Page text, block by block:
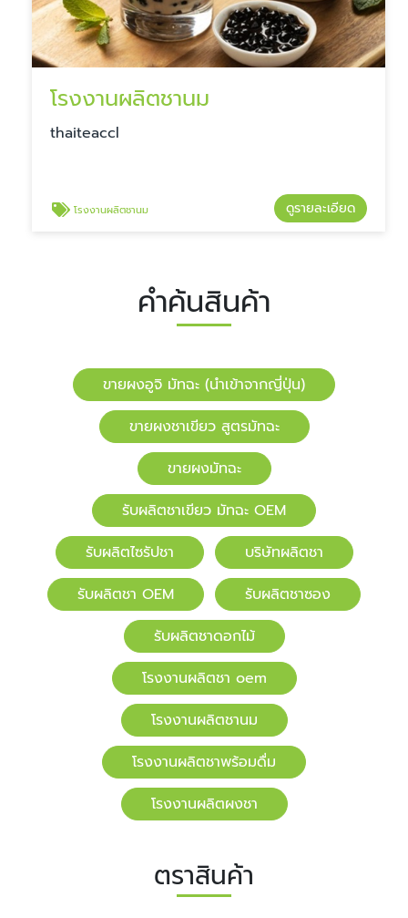
โรงงานผลิตชานม
​​thaiteaccl
โรงงานผลิตชานม ดูรายละเอียด
คำค้นสินค้า
ขายผงอูจิ มัทฉะ (นำเข้าจากญี่ปุ่น)
ขายผงชาเขียว สูตรมัทฉะ
ขายผงมัทฉะ
รับผลิตชาเขียว มัทฉะ OEM
รับผลิตไซรัปชา
บริษัทผลิตชา
รับผลิตชา OEM
รับผลิตชาซอง
รับผลิตชาดอกไม้
โรงงานผลิตชา oem
โรงงานผลิตชานม
โรงงานผลิตชาพร้อมดื่ม
โรงงานผลิตผงชา
ตราสินค้า